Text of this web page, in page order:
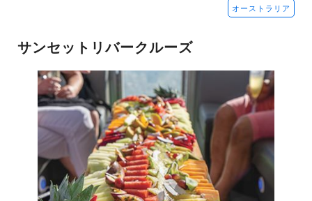
オーストラリア
サンセットリバークルーズ